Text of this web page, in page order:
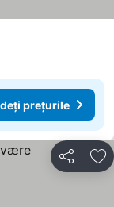
prețurile
Distribuiți